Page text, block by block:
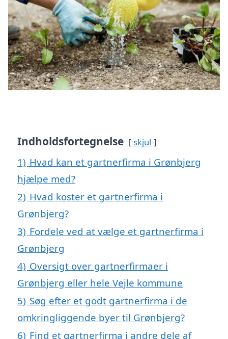
Indholdsfortegnelse skjul
1) Hvad kan et gartnerfirma i Grønbjerg
hjælpe med?
2) Hvad koster et gartnerfirma i
Grønbjerg?
3) Fordele ved at vælge et gartnerfirma i
Grønbjerg
4) Oversigt over gartnerfirmaer i
Grønbjerg eller hele Vejle kommune
5) Søg efter et godt gartnerfirma i de
omkringliggende byer til Grønbjerg?
6) Find et gartnerfirma i andre dele af